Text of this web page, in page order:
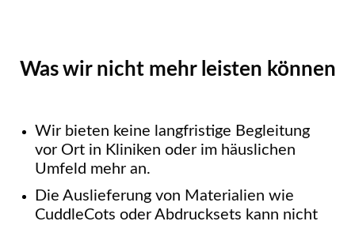
Was wir nicht mehr leisten können
Wir bieten keine langfristige Begleitung
vor Ort in Kliniken oder im häuslichen
Umfeld mehr an.
Die Auslieferung von Materialien wie
CuddleCots oder Abdrucksets kann nicht